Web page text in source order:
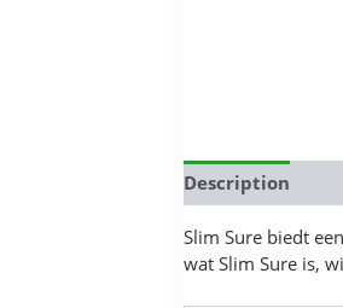
Description
Slim Sure biedt
wat Slim Sure is,